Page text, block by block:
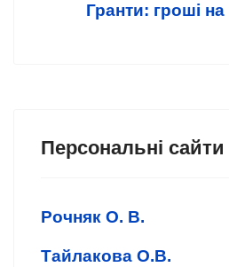
Гранти: гроші
Персональні
Рочняк О. В.
Тайлакова О.В.